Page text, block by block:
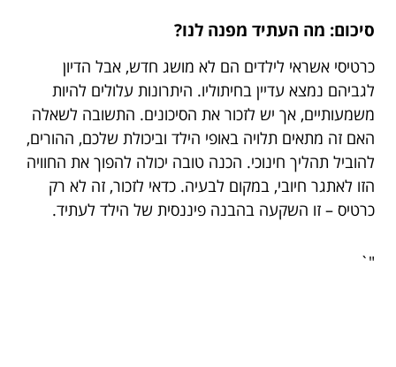
סיכום: מה העתיד מפנה לנו?
כרטיסי אשראי לילדים הם לא מושג חדש, אבל הדיון
לגביהם נמצא עדיין בחיתוליו. היתרונות עלולים להיות
משמעותיים, אך יש לזכור את הסיכונים. התשובה לשאלה
האם זה מתאים תלויה באופי הילד וביכולת שלכם, ההורים,
להוביל תהליך חינוכי. הכנה טובה יכולה להפוך את החוויה
הזו לאתגר חיובי, במקום לבעיה. כדאי לזכור, זה לא רק
כרטיס – זו השקעה בהבנה פיננסית של הילד לעתיד.
"`